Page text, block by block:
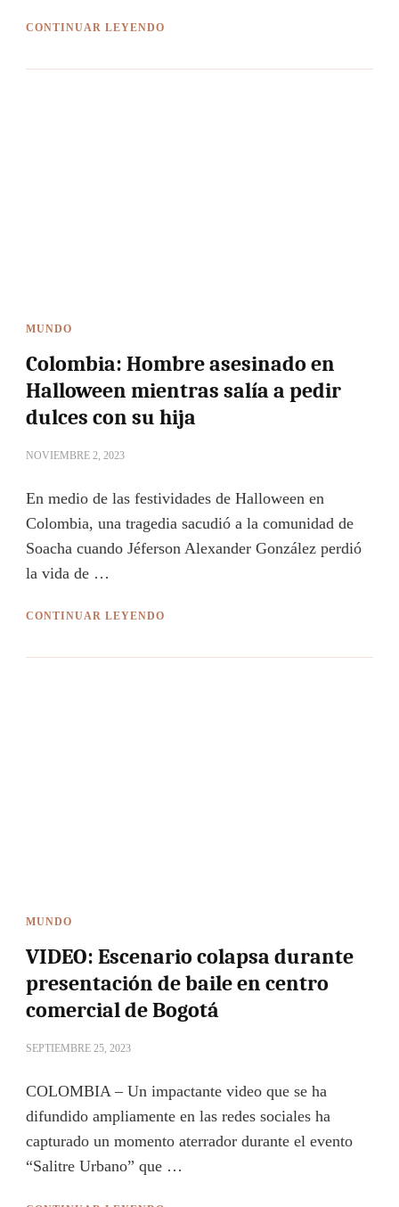
CONTINUAR LEYENDO
MUNDO
Colombia: Hombre asesinado en
Halloween mientras salía a pedir
dulces con su hija
NOVIEMBRE 2, 2023
En medio de las festividades de Halloween en
Colombia, una tragedia sacudió a la comunidad de
Soacha cuando Jéferson Alexander González perdió
la vida de …
CONTINUAR LEYENDO
MUNDO
VIDEO: Escenario colapsa durante
presentación de baile en centro
comercial de Bogotá
SEPTIEMBRE 25, 2023
COLOMBIA – Un impactante video que se ha
difundido ampliamente en las redes sociales ha
capturado un momento aterrador durante el evento
“Salitre Urbano” que …